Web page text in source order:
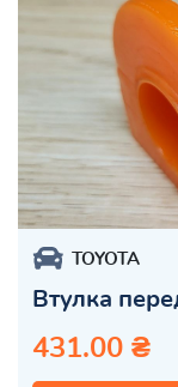
TOYOTA
Втулка
431.00 ₴